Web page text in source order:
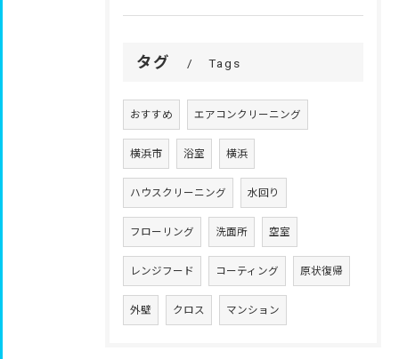
タグ Tags
おすすめ エアコンクリーニング
横浜市 浴室 横浜
ハウスクリーニング 水回り
フローリング 洗面所 空室
レンジフード コーティング 原状復帰
外壁 クロス マンション